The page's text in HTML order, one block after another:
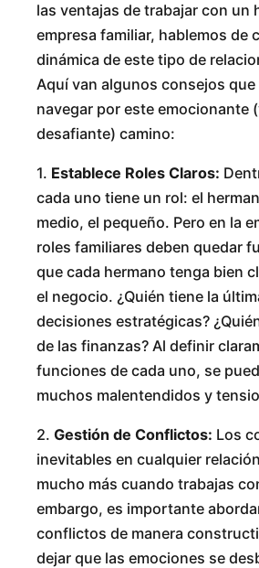
las ventajas de trabajar con un
empresa familiar, hablemos de
dinámica de este tipo de
Aquí van algunos consejos que
navegar por este emocionante
desafiante) camino:
1. Establece Roles Claros:
cada uno tiene un rol: el
medio, el pequeño. Pero en la
roles familiares deben quedar
que cada hermano tenga bien
el negocio. ¿Quién tiene la
decisiones estratégicas?
de las finanzas? Al definir
funciones de cada uno, se
muchos malentendidos y
2.Gestión de Conflictos: Los
inevitables en cualquier
mucho más cuando trabajas
embargo, es importante
conflictos de manera
dejar que las emociones se